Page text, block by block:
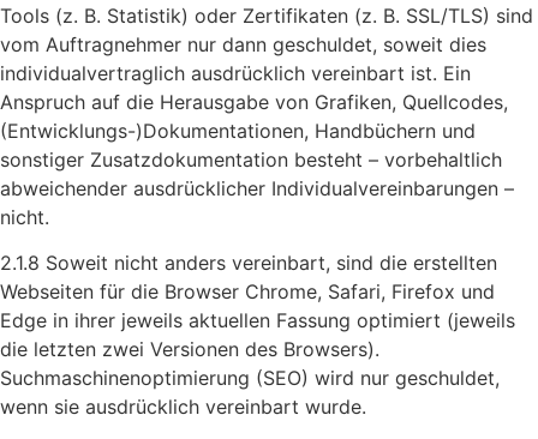
Tools (z. B. Statistik) oder Zertifikaten (z. B. SSL/TLS) sind
vom Auftragnehmer nur dann geschuldet, soweit dies
individualvertraglich ausdrücklich vereinbart ist. Ein
Anspruch auf die Herausgabe von Grafiken, Quellcodes,
(Entwicklungs-)Dokumentationen, Handbüchern und
sonstiger Zusatzdokumentation besteht – vorbehaltlich
abweichender ausdrücklicher Individualvereinbarungen –
nicht.
2.1.8 Soweit nicht anders vereinbart, sind die erstellten
Webseiten für die Browser Chrome, Safari, Firefox und
Edge in ihrer jeweils aktuellen Fassung optimiert (jeweils
die letzten zwei Versionen des Browsers).
Suchmaschinenoptimierung (SEO) wird nur geschuldet,
wenn sie ausdrücklich vereinbart wurde.